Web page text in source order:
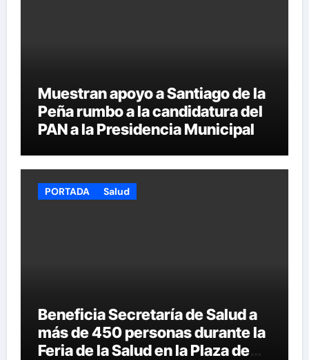
Muestran apoyo a Santiago de la
Peña rumbo a la candidatura del
PAN a la Presidencia Municipal
PORTADA Salud
Beneficia Secretaría de Salud a
más de 450 personas durante la
Feria de la Salud en la Plaza de